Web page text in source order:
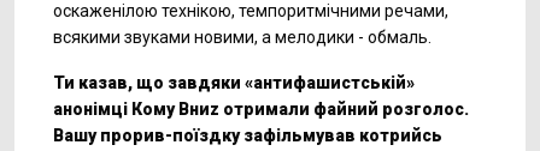
оскаженілою технікою, темпоритмічними речами,
всякими звуками новими, а мелодики - обмаль.
Ти казав, що завдяки «антифашистській»
анонімці Кому Вниz отримали файний розголос.
Вашу прорив-поїздку зафільмував котрийсь